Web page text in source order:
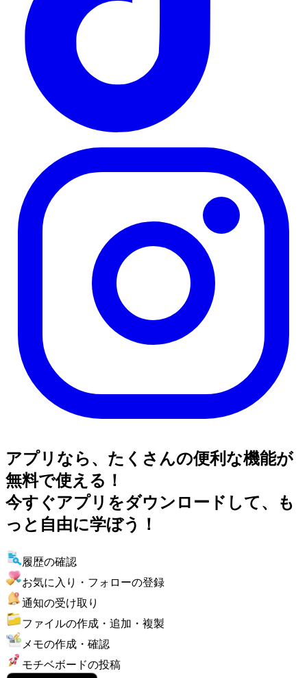
アプリなら、たくさんの便利な機能が
無料で使える！
今すぐアプリをダウンロードして、も
っと自由に学ぼう！
履歴の確認
お気に入り・フォローの登録
通知の受け取り
ファイルの作成・追加・複製
メモの作成・確認
モチベボードの投稿